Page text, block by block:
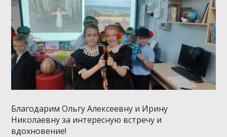
Благодарим Ольгу Алексеевну и Ирину
Николаевну за интересную встречу и
вдохновение!